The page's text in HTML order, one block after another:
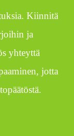
Kiinnitä
ja
yhteyttä
jotta